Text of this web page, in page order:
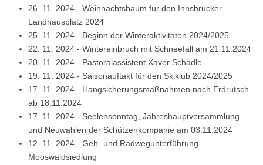
26. 11. 2024 - Weihnachtsbaum für den Innsbrucker
Landhausplatz 2024
25. 11. 2024 - Beginn der Winteraktivitäten 2024/2025
22. 11. 2024 - Wintereinbruch mit Schneefall am 21.11.2024
20. 11. 2024 - Pastoralassistent Xaver Schädle
19. 11. 2024 - Saisonauftakt für den Skiklub 2024/2025
17. 11. 2024 - Hangsicherungsmaßnahmen nach Erdrutsch
ab 18.11.2024
17. 11. 2024 - Seelensonntag, Jahreshauptversammlung
und Neuwahlen der Schützenkompanie am 03.11.2024
12. 11. 2024 - Geh- und Radwegunterführung
Mooswaldsiedlung